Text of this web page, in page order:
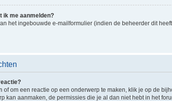
ik me aanmelden?
het ingebouwde e-mailformulier (indien de beheerder dit
om een reactie op een onderwerp te maken, klik je op de
kan aanmaken, de permissies die je al dan niet hebt in het